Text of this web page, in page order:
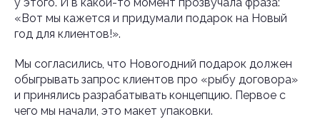
«Вот мы кажется и придумали подарок на Новый
год для клиентов!».
Мы согласились, что Новогодний подарок должен
обыгрывать запрос клиентов про «рыбу договора»
и принялись разрабатывать концепцию. Первое с
чего мы начали, это макет упаковки.